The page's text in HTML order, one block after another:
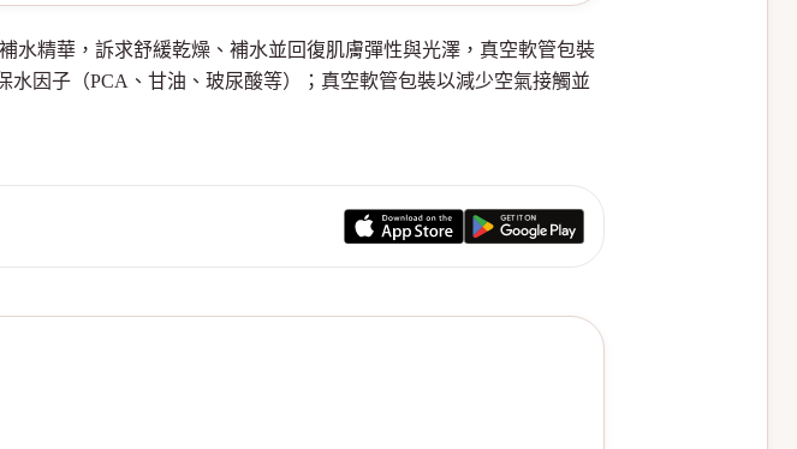
水精華，訴求舒緩乾燥、補水並回復肌膚彈性與光澤，真空軟管包裝
因子（PCA、甘油、玻尿酸等）；真空軟管包裝以減少空氣接觸並